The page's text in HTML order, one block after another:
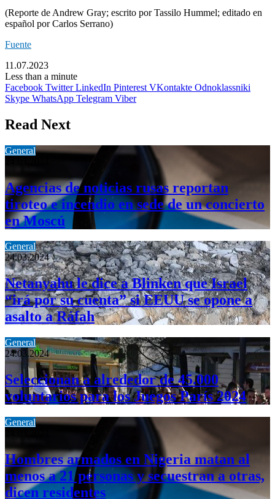
(Reporte de Andrew Gray; escrito por Tassilo Hummel; editado en
español por Carlos Serrano)
Fuente
11.07.2023
Less than a minute
Facebook Twitter LinkedIn Pinterest VKontakte Odnoklassniki
Skype WhatsApp Telegram Viber
Read Next
General
Agencias de noticias rusas reportan
tiroteo e incendio en sede de un concierto
en Moscú
General
24.03.2024
Netanyahu le dice a Blinken que Israel
“irá por su cuenta” si EEUU se opone a
asalto a Ráfah
General
24.03.2024
Seleccionan a alrededor de 45.000
voluntarios para los Juegos París 2024
General
Hombres armados en Nigeria matan al
menos a 21 personas y secuestran a otras,
dicen residentes